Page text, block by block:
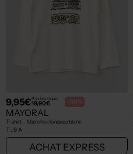
9,95€Prix boutique :
19,90€ -50%
MAYORAL
T-shirt - Manches longues blanc
T : 9 A
ACHAT EXPRESS